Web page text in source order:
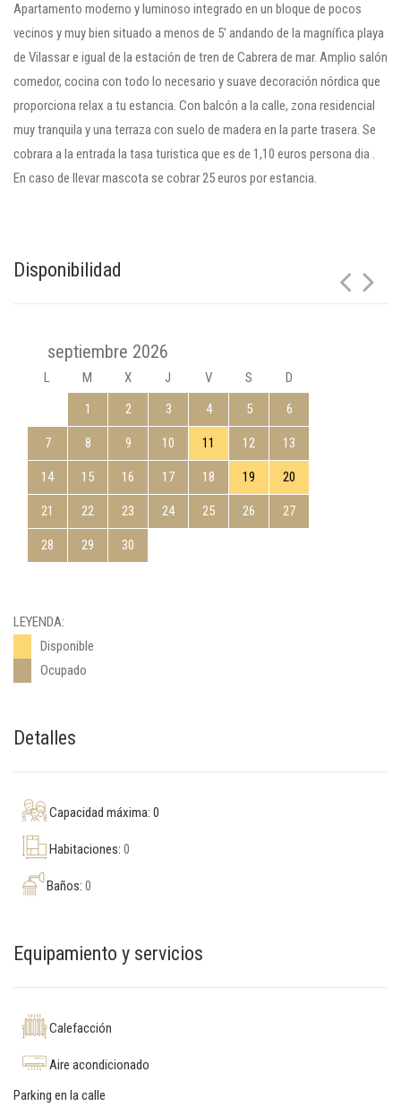
Apartamento moderno y luminoso integrado en un bloque de pocos
vecinos y muy bien situado a menos de 5' andando de la magnífica playa
de Vilassar e igual de la estación de tren de Cabrera de mar. Amplio salón
comedor, cocina con todo lo necesario y suave decoración nórdica que
proporciona relax a tu estancia. Con balcón a la calle, zona residencial
muy tranquila y una terraza con suelo de madera en la parte trasera. Se
cobrara a la entrada la tasa turistica que es de 1,10 euros persona dia .
En caso de llevar mascota se cobrar 25 euros por estancia.
Disponibilidad
septiembre 2026
L M X J V S
D
1
2 3 4 5 6
7 8 9 10 11 12 13
14 15 16 17 18 19 20
21 22 23 24 25 26 27
28 29 30
LEYENDA:
Disponible
Ocupado
Detalles
Capacidad máxima: 0
Habitaciones: 0
Baños: 0
Equipamiento y servicios
Calefacción
Aire acondicionado
Parking en la calle